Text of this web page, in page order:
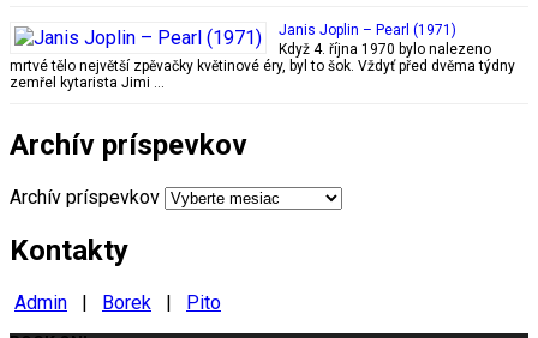
Janis Joplin – Pearl (1971)
Když 4. října 1970 bylo nalezeno
mrtvé tělo největší zpěvačky květinové éry, byl to šok. Vždyť před dvěma týdny
zemřel kytarista Jimi …
Archív príspevkov
Archív príspevkov
Kontakty
Admin | Borek | Pito